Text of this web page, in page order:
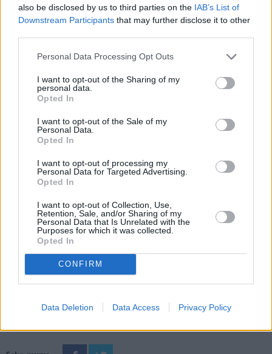
also be disclosed by us to third parties on the IAB’s List of
Downstream Participants that may further disclose it to other
Personal Data Processing Opt Outs
I want to opt-out of the Sharing of my
personal data.
Opted In
I want to opt-out of the Sale of my
Personal Data.
Opted In
I want to opt-out of processing my
Personal Data for Targeted Advertising.
Opted In
I want to opt-out of Collection, Use,
Retention, Sale, and/or Sharing of my
Personal Data that Is Unrelated with the
Purposes for which it was collected.
Opted In
CONFIRM
Data Deletion Data Access Privacy Policy
E-izdevumu arhīvs
SKATĪT ŽURNĀLA ARHĪVU
Dalies